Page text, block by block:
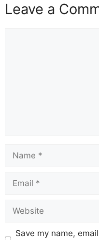
Leave a
Save my name,